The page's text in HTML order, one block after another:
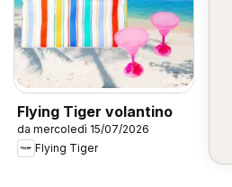
Flying Tiger volantino
da mercoledì 15/07/2026
Flying Tiger